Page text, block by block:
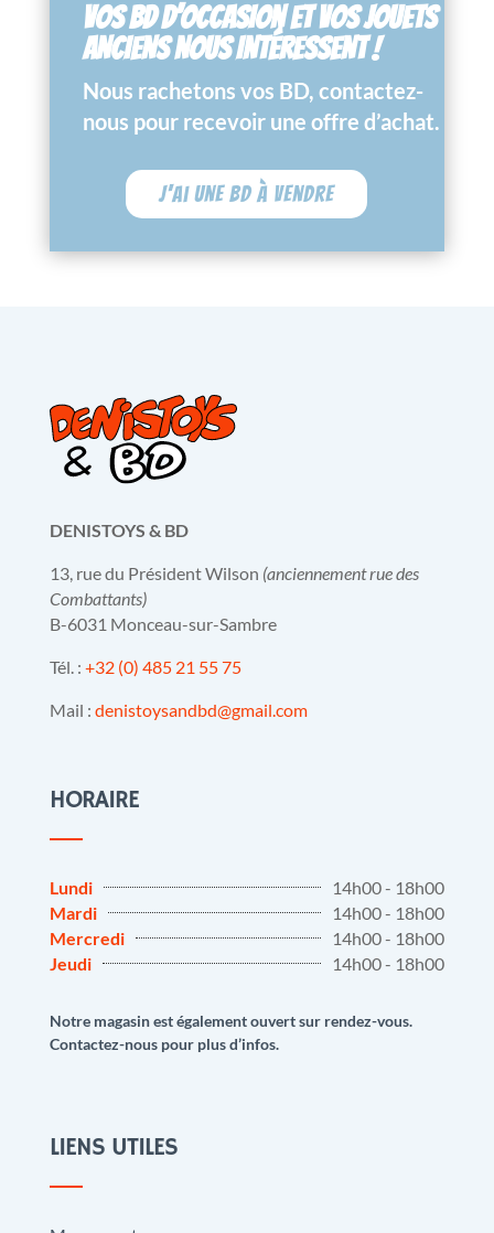
VOS BD D’OCCASION ET VOS JOUETS
ANCIENS NOUS INTÉRESSENT !
Nous rachetons vos BD, contactez-
nous pour recevoir une offre d’achat.
J'ai une BD à vendre
DENISTOYS & BD
13, rue du Président Wilson (anciennement rue des
Combattants)
B-6031 Monceau-sur-Sambre
Tél. : +32 (0) 485 21 55 75
Mail : denistoysandbd@gmail.com
HORAIRE
Lundi
14h00 - 18h00
Mardi
14h00 - 18h00
Mercredi
14h00 - 18h00
Jeudi
14h00 - 18h00
Notre magasin est également ouvert sur rendez-vous.
Contactez-nous pour plus d’infos.
LIENS UTILES